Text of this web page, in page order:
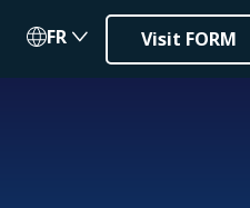
FR Visit FORM